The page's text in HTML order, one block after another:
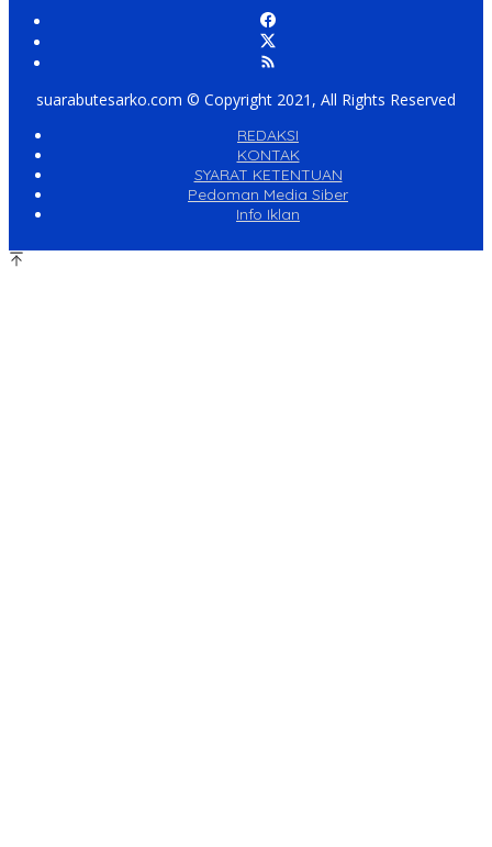
suarabutesarko.com © Copyright 2021, All Rights Reserved
REDAKSI
KONTAK
SYARAT KETENTUAN
Pedoman Media Siber
Info Iklan